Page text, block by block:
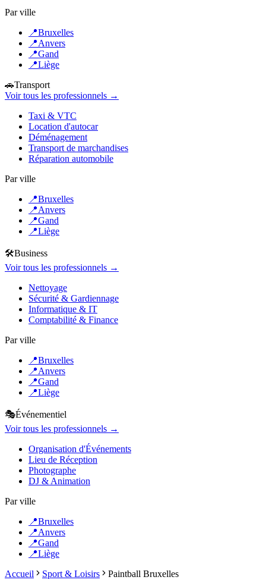
Par ville
📍Bruxelles
📍Anvers
📍Gand
📍Liège
🚗Transport
Voir tous les professionnels →
Taxi & VTC
Location d'autocar
Déménagement
Transport de marchandises
Réparation automobile
Par ville
📍Bruxelles
📍Anvers
📍Gand
📍Liège
🛠️Business
Voir tous les professionnels →
Nettoyage
Sécurité & Gardiennage
Informatique & IT
Comptabilité & Finance
Par ville
📍Bruxelles
📍Anvers
📍Gand
📍Liège
🎭Événementiel
Voir tous les professionnels →
Organisation d'Événements
Lieu de Réception
Photographe
DJ & Animation
Par ville
📍Bruxelles
📍Anvers
📍Gand
📍Liège
Accueil
Sport & Loisirs Paintball Bruxelles